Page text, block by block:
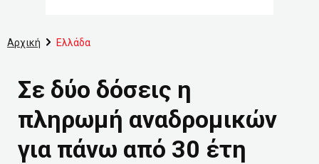
Αρχική Ελλάδα
Σε δύο δόσεις η
πληρωμή αναδρομικών
για πάνω από 30 έτη